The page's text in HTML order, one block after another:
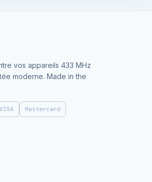
vos appareils 433 MHz
moderne. Made in the
VISA Mastercard